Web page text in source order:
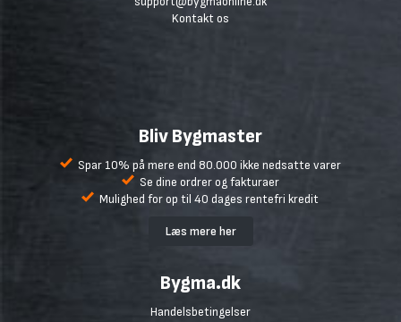
Kontakt os
Bliv Bygmaster
Spar 10% på mere end 80.000 ikke nedsatte varer
Se dine ordrer og fakturaer
Mulighed for op til 40 dages rentefri kredit
Læs mere her
Bygma.dk
Handelsbetingelser